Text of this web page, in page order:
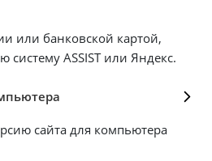
или банковской картой,
систему ASSIST или Яндекс.
сайта для компьютера